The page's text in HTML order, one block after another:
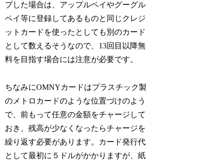
プした場合は、アップルペイやグーグル
ペイ等に登録してあるものと同じクレジ
ットカードを使ったとしても別のカード
として数えるそうなので、13回目以降無
料を目指す場合には注意が必要です。
ちなみにOMNYカードはプラスチック製
のメトロカードのような位置づけのよう
で、前もって任意の金額をチャージして
おき、残高が少なくなったらチャージを
繰り返す必要があります。カード発行代
として最初に５ドルがかかりますが、紙